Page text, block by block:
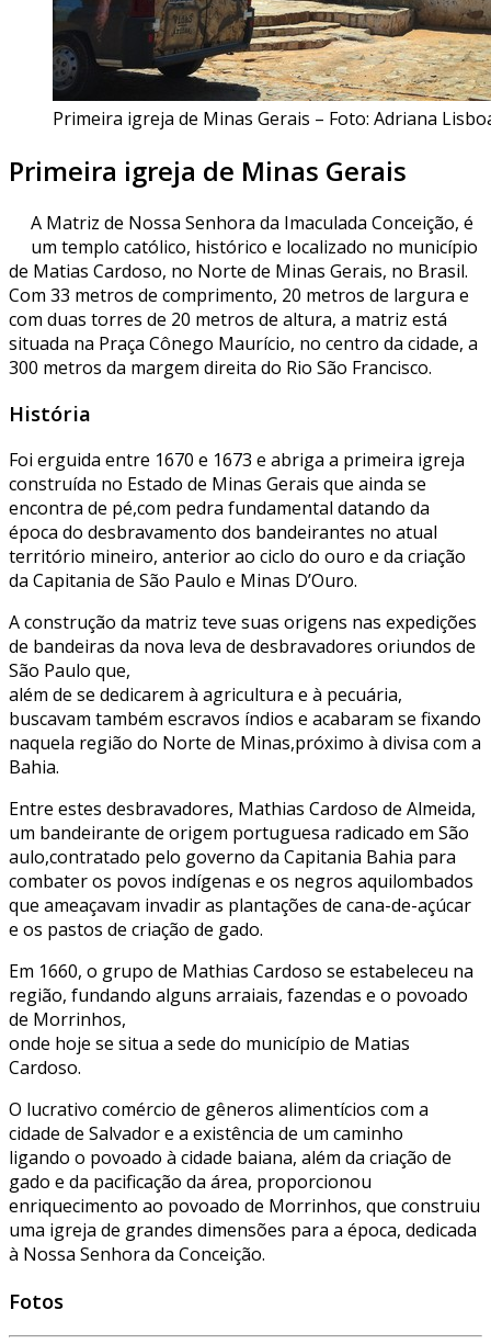
Primeira igreja de Minas Gerais – Foto: Adriana
Primeira igreja de Minas Gerais
A Matriz de Nossa Senhora da Imaculada Conceição, é
um templo católico, histórico e localizado no município
de Matias Cardoso, no Norte de Minas Gerais, no Brasil.
Com 33 metros de comprimento, 20 metros de largura e
com duas torres de 20 metros de altura, a matriz está
situada na Praça Cônego Maurício, no centro da cidade, a
300 metros da margem direita do Rio São Francisco.
História
Foi erguida entre 1670 e 1673 e abriga a primeira igreja
construída no Estado de Minas Gerais que ainda se
encontra de pé,com pedra fundamental datando da
época do desbravamento dos bandeirantes no atual
território mineiro, anterior ao ciclo do ouro e da criação
da Capitania de São Paulo e Minas D’Ouro.
A construção da matriz teve suas origens nas expedições
de bandeiras da nova leva de desbravadores oriundos de
São Paulo que,
além de se dedicarem à agricultura e à pecuária,
buscavam também escravos índios e acabaram se fixando
naquela região do Norte de Minas,próximo à divisa com a
Bahia.
Entre estes desbravadores, Mathias Cardoso de Almeida,
um bandeirante de origem portuguesa radicado em São
aulo,contratado pelo governo da Capitania Bahia para
combater os povos indígenas e os negros aquilombados
que ameaçavam invadir as plantações de cana-de-açúcar
e os pastos de criação de gado.
Em 1660, o grupo de Mathias Cardoso se estabeleceu na
região, fundando alguns arraiais, fazendas e o povoado
de Morrinhos,
onde hoje se situa a sede do município de Matias
Cardoso.
O lucrativo comércio de gêneros alimentícios com a
cidade de Salvador e a existência de um caminho
ligando o povoado à cidade baiana, além da criação de
gado e da pacificação da área, proporcionou
enriquecimento ao povoado de Morrinhos, que construiu
uma igreja de grandes dimensões para a época, dedicada
à Nossa Senhora da Conceição.
Fotos